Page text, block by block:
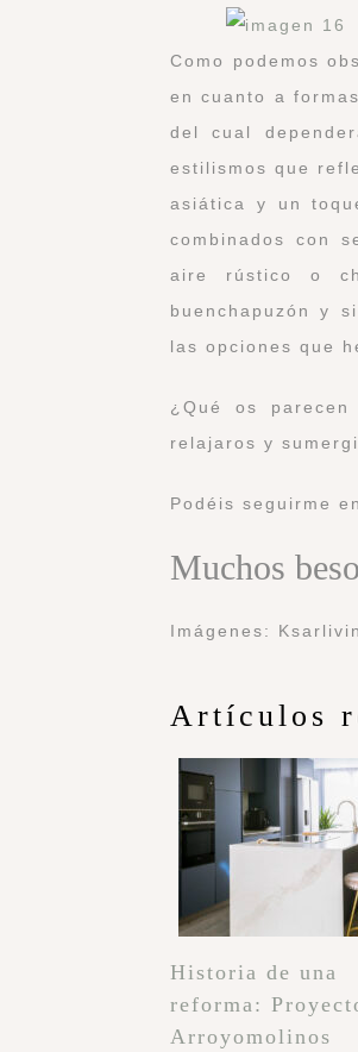
Como podemos
en cuanto a
del cual
estilismos que
asiática y un
combinados con
aire rústico o
buenchapuzón y
las opciones que
¿Qué os
relajaros y
Podéis seguirme
Muchos
Imágenes:
Artículos
Historia de una
reforma:
Arroyomolinos